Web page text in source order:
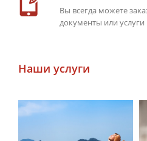
Вы всегда можете
документы или
Наши услуги